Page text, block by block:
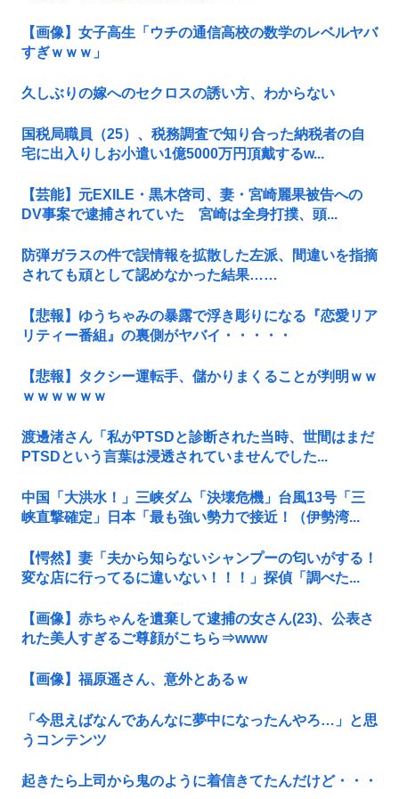
【画像】女子高生「ウチの通信高校の数学のレベルヤバ
すぎｗｗｗ」
久しぶりの嫁へのセクロスの誘い方、わからない
国税局職員（25）、税務調査で知り合った納税者の自
宅に出入りしお小遣い1億5000万円頂戴するw...
【芸能】元EXILE・黒木啓司、妻・宮崎麗果被告への
DV事案で逮捕されていた 宮崎は全身打撲、頭...
防弾ガラスの件で誤情報を拡散した左派、間違いを指摘
されても頑として認めなかった結果……
【悲報】ゆうちゃみの暴露で浮き彫りになる『恋愛リア
リティー番組』の裏側がヤバイ・・・・・
【悲報】タクシー運転手、儲かりまくることが判明ｗｗ
ｗｗｗｗｗｗ
渡邊渚さん「私がPTSDと診断された当時、世間はまだ
PTSDという言葉は浸透されていませんでした...
中国「大洪水！」三峡ダム「決壊危機」台風13号「三
峡直撃確定」日本「最も強い勢力で接近！（伊勢湾...
【愕然】妻「夫から知らないシャンプーの匂いがする！
変な店に行ってるに違いない！！！」探偵「調べた...
【画像】赤ちゃんを遺棄して逮捕の女さん(23)、公表さ
れた美人すぎるご尊顔がこちら⇒www
【画像】福原遥さん、意外とあるｗ
「今思えばなんであんなに夢中になったんやろ…」と思
うコンテンツ
起きたら上司から鬼のように着信きてたんだけど・・・